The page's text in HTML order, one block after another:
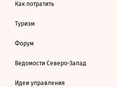
Как потратить
Туризм
Форум
Ведомости Северо-Запад
Идеи управления